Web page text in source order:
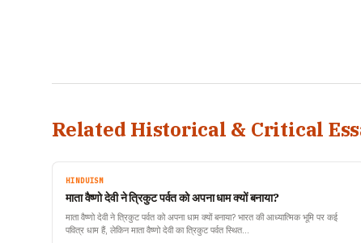
Related Historical & Critical
HINDUISM
माता वैष्णो देवी ने त्रिकुट पर्वत को अपना धाम क्यों बनाया?
माता वैष्णो देवी ने त्रिकुट पर्वत को अपना धाम क्यों बनाया? भारत की आध्यात्मिक भूमि पर कई
पवित्र धाम हैं, लेकिन माता वैष्णो देवी का त्रिकुट पर्वत स्थित…